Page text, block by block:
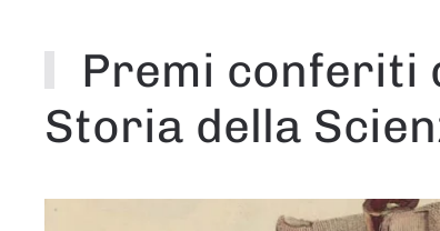
Premi conferiti
Storia della